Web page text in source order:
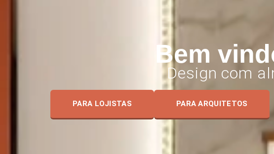
Bem
Design com
PARA LOJISTAS PARA ARQUITETOS